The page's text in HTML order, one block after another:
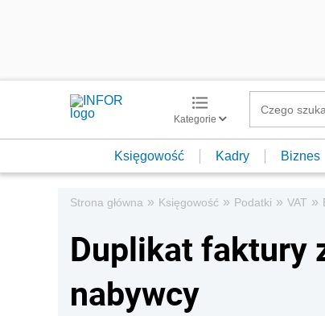
Kategorie
Księgowość Kadry Biznes
Strona główna » Księgowość » Podatki » VAT »
Duplikat faktury
nabywcy